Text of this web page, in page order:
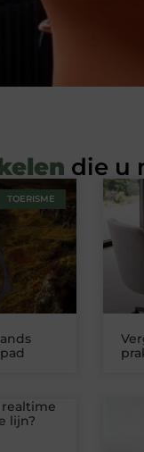
die u
TOERISME
lijn?